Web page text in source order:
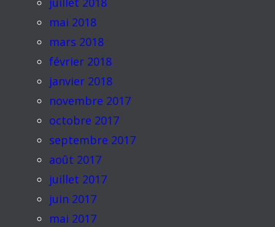
mai 2018
mars 2018
février 2018
janvier 2018
novembre 2017
octobre 2017
septembre 2017
août 2017
juillet 2017
juin 2017
mai 2017